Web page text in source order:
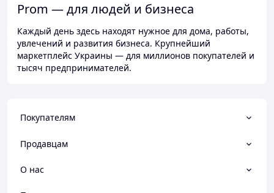
Prom — для людей и бизнеса
Каждый день здесь находят нужное для дома, работы,
увлечений и развития бизнеса. Крупнейший
маркетплейс Украины — для миллионов покупателей и
тысяч предпринимателей.
Покупателям
Продавцам
О нас